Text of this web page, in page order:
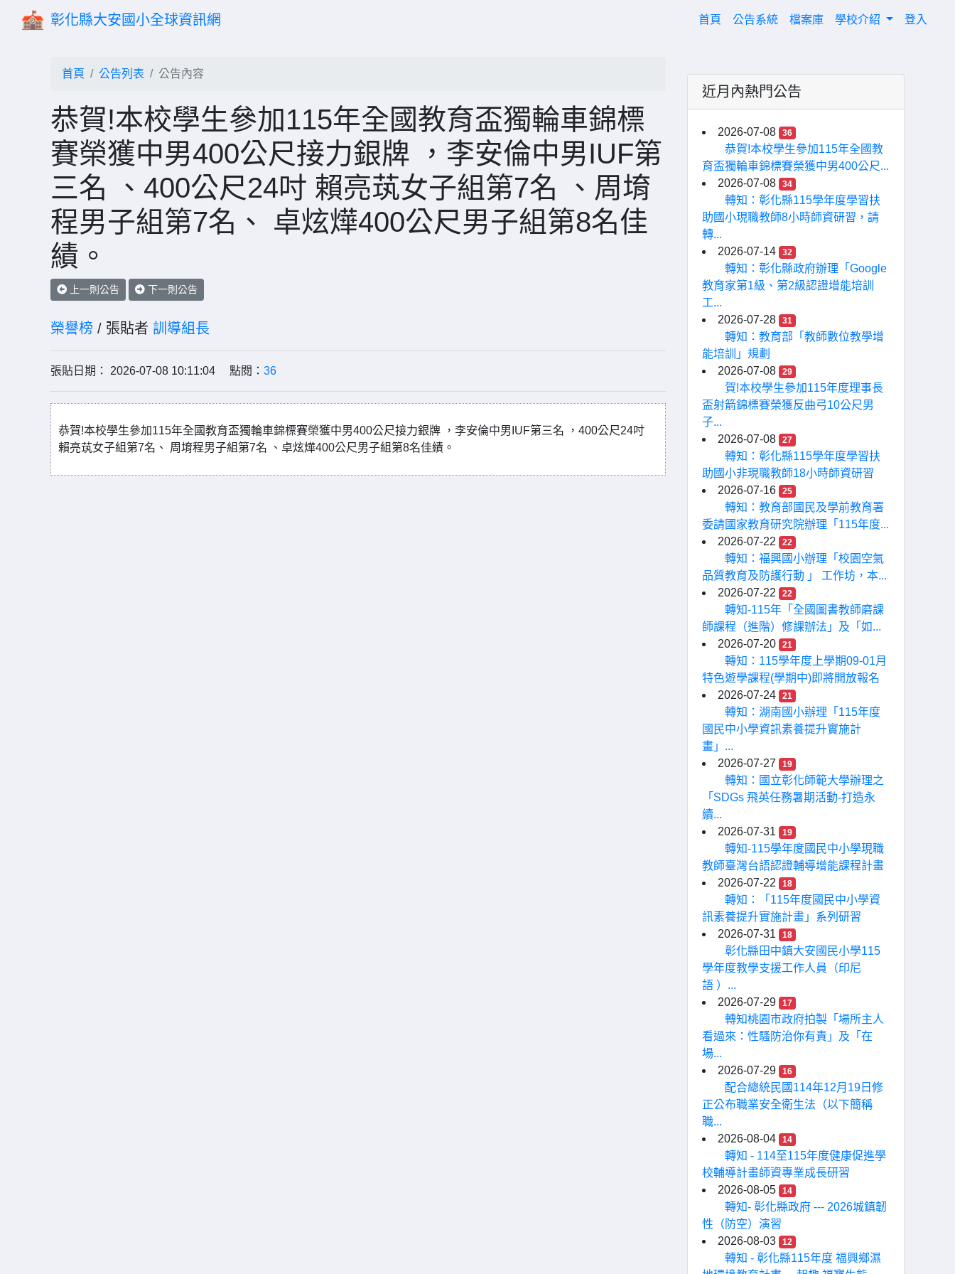
彰化縣大安國小全球資訊網 首頁 (current)
公告系統 檔案庫 學校介紹 登入
首頁 公告列表 公告內容
恭賀!本校學生參加115年全國教育盃獨輪車錦標
賽榮獲中男400公尺接力銀牌 ，李安倫中男IUF第
三名 、400公尺24吋 賴亮茿女子組第7名 、周堉
程男子組第7名、 卓炫燁400公尺男子組第8名佳
績。
上一則公告 下一則公告
榮譽榜 / 張貼者 訓導組長
張貼日期： 2026-07-08 10:11:04 點閱： 36
恭賀!本校學生參加115年全國教育盃獨輪車錦標賽榮獲中男400公尺接力銀牌 ，李安倫中男IUF第三名 ，400公尺24吋
賴亮茿女子組第7名、 周堉程男子組第7名 、卓炫燁400公尺男子組第8名佳績。
近月內熱門公告
2026-07-08 36
恭賀!本校學生參加115年全國教
育盃獨輪車錦標賽榮獲中男400公尺...
2026-07-08
34
轉知：彰化縣115學年度學習扶
助國小現職教師8小時師資研習，請
轉...
2026-07-14
32
轉知：彰化縣政府辦理「Google
教育家第1級、第2級認證增能培訓
工...
2026-07-28
31
轉知：教育部「教師數位教學增
能培訓」規劃
2026-07-08
29
賀!本校學生參加115年度理事長
盃射箭錦標賽榮獲反曲弓10公尺男
子...
2026-07-08
27
轉知：彰化縣115學年度學習扶
助國小非現職教師18小時師資研習
2026-07-16
25
轉知：教育部國民及學前教育署
委請國家教育研究院辦理「115年度...
2026-07-22
22
轉知：福興國小辦理「校園空氣
品質教育及防護行動 」 工作坊，本...
2026-07-22
22
轉知-115年「全國圖書教師磨課
師課程（進階）修課辦法」及「如...
2026-07-20
21
轉知：115學年度上學期09-01月
特色遊學課程(學期中)即將開放報名
2026-07-24
21
轉知：湖南國小辦理「115年度
國民中小學資訊素養提升實施計
畫」...
2026-07-27
19
轉知：國立彰化師範大學辦理之
「SDGs 飛英任務暑期活動-打造永
續...
2026-07-31
19
轉知-115學年度國民中小學現職
教師臺灣台語認證輔導增能課程計畫
2026-07-22
18
轉知：「115年度國民中小學資
訊素養提升實施計畫」系列研習
2026-07-31
18
彰化縣田中鎮大安國民小學115
學年度教學支援工作人員（印尼
語 ）...
2026-07-29
17
轉知桃園市政府拍製「場所主人
看過來：性騷防治你有責」及「在
場...
2026-07-29
16
配合總統民國114年12月19日修
正公布職業安全衛生法（以下簡稱
職...
2026-08-04
14
轉知 - 114至115年度健康促進學
校輔導計畫師資專業成長研習
2026-08-05
14
轉知- 彰化縣政府 --- 2026城鎮韌
性（防空）演習
2026-08-03
12
轉知 - 彰化縣115年度 福興鄉濕